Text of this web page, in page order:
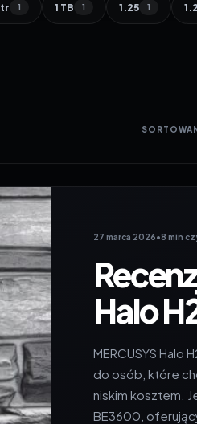
1 1 TB 1 1.25 1
27 marca 2026•8 min
Halo
MERCUSYS Halo
do osób, które
niskim kosztem.
BE3600,